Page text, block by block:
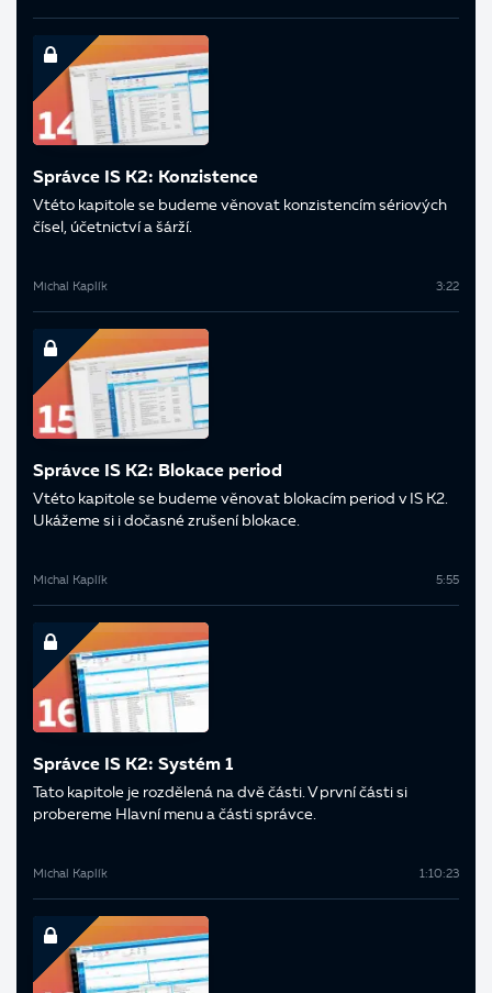
Správce IS K2: Konzistence
V této kapitole se budeme věnovat konzistencím sériových
čísel, účetnictví a šárží.
Michal Kaplík 3:22
Správce IS K2: Blokace period
V této kapitole se budeme věnovat blokacím period v IS K2.
Ukážeme si i dočasné zrušení blokace.
Michal Kaplík 5:55
Správce IS K2: Systém 1
Tato kapitole je rozdělená na dvě části. V první části si
probereme Hlavní menu a části správce.
Michal Kaplík 1:10:23